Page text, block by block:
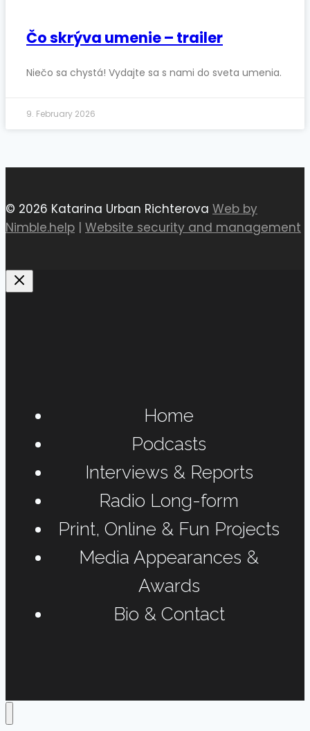
Čo skrýva umenie – trailer
Niečo sa chystá! Vydajte sa s nami do sveta umenia.
9. February 2026
© 2026 Katarina Urban Richterova Web by
Nimble.help | Website security and management
Home
Podcasts
Interviews & Reports
Radio Long-form
Print, Online & Fun Projects
Media Appearances &
Awards
Bio & Contact